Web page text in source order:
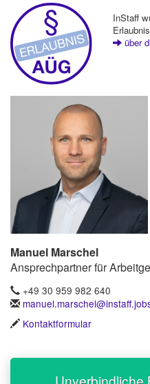
InStaff
über
Manuel Marschel
Ansprechpartner für
+49 30 959 982 640
Kontaktformular
Unverbindliche